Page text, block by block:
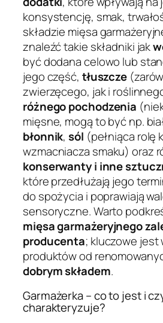
konsystencję, smak,
składzie mięsa
znaleźć takie składniki jak
być dodana celowo lub
jego część, tłuszcze
zwierzęcego, jak i
różnego pochodzenia
mięsne, mogą to być np.
błonnik,sól (pełniąca rolę
wzmacniacza smaku) oraz
konserwanty i inne
które przedłużają jego
do spożycia i poprawiają
sensoryczne. Warto
mięsa garmażeryjnego
producenta; kluczowe jest
produktów od
dobrym składem.
Garmażerka – co to jest i
charakteryzuje?